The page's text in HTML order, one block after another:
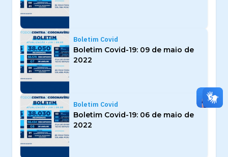
Boletim Covid
Boletim Covid-19: 09 de maio de
2022
Boletim Covid
Boletim Covid-19: 06 de maio de
2022